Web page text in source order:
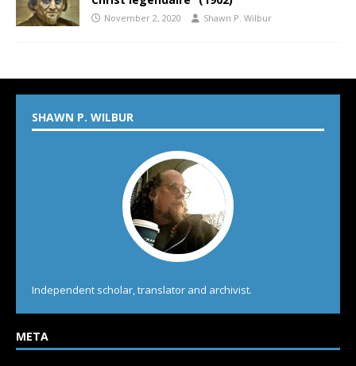
November 2, 2020 Shawn P. Wilbur
SHAWN P. WILBUR
Independent scholar, translator and archivist.
META